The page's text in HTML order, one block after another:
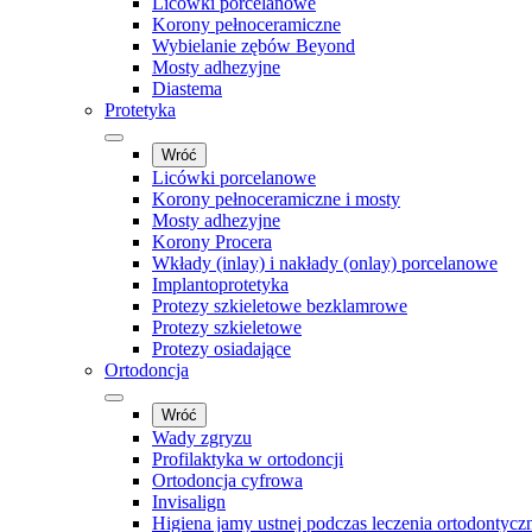
Korony pełnoceramiczne
Wybielanie zębów Beyond
Mosty adhezyjne
Diastema
Protetyka
Wróć
Licówki porcelanowe
Korony pełnoceramiczne i mosty
Mosty adhezyjne
Korony Procera
Wkłady (inlay) i nakłady (onlay) porcelanowe
Implantoprotetyka
Protezy szkieletowe bezklamrowe
Protezy szkieletowe
Protezy osiadające
Ortodoncja
Wróć
Wady zgryzu
Profilaktyka w ortodoncji
Ortodoncja cyfrowa
Invisalign
Higiena jamy ustnej podczas leczenia